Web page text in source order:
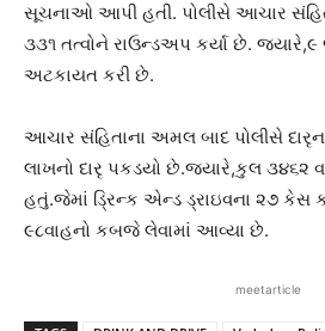
સૂચનાઓ આપી હતી. પોલીસે આચાર
૩૩૧ તત્વોને રાઉન્ડઅપ કર્યા છે.
અટકાયત કરી છે.
આચાર સંહિતાના અમલ બાદ પોલીસે
લાખનો દારૃ પકડયો છે.જ્યારે,કુલ ૩૪૬૨
હતું.જેમાં ડ્રિન્ક એન્ડ ડ્રાઇવના ૨૭
૯૮વાહનો કબજે લેવામાં આવ્યા છે.
meetarticle